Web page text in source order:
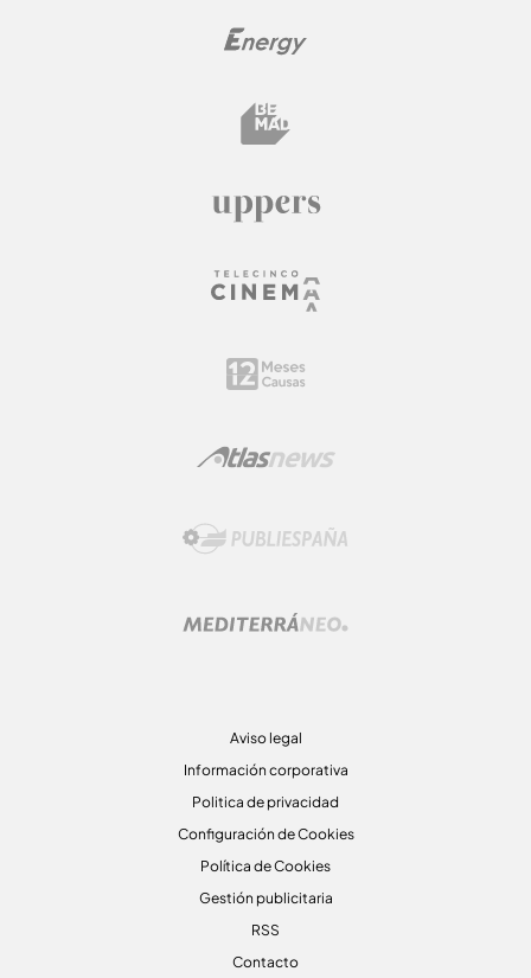
Aviso legal
Información corporativa
Politica de privacidad
Configuración de Cookies
Política de Cookies
Gestión publicitaria
RSS
Contacto